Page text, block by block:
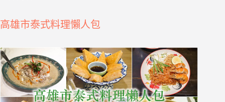
高雄市泰式料理懶人包